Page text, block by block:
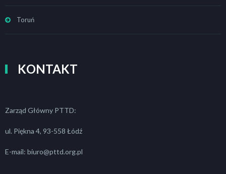
Toruń
KONTAKT
Zarząd Główny PTTD:
ul. Piękna 4, 93-558 Łódź
E-mail: biuro@pttd.org.pl